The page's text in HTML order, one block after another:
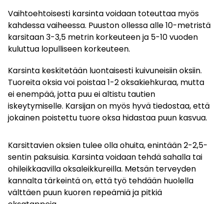
Vaihtoehtoisesti karsinta voidaan toteuttaa myös
kahdessa vaiheessa. Puuston ollessa alle 10-metristä
karsitaan 3-3,5 metrin korkeuteen ja 5-10 vuoden
kuluttua lopulliseen korkeuteen.
Karsinta keskitetään luontaisesti kuivuneisiin oksiin.
Tuoreita oksia voi poistaa 1-2 oksakiehkuraa, mutta
ei enempää, jotta puu ei altistu tautien
iskeytymiselle. Karsijan on myös hyvä tiedostaa, että
jokainen poistettu tuore oksa hidastaa puun kasvua.
Karsittavien oksien tulee olla ohuita, enintään 2-2,5-
sentin paksuisia. Karsinta voidaan tehdä sahalla tai
ohileikkaavilla oksaleikkureilla. Metsän terveyden
kannalta tärkeintä on, että työ tehdään huolella
välttäen puun kuoren repeämiä ja pitkiä